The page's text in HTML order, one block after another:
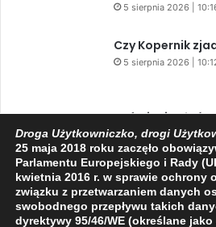
5 sierpnia 2026 |
Czy Kopernik
5 sierpnia 2026 |
Zaćmienie
niesamowite
w ciągu jednego
3 sierpnia 2026 |
Droga Użytkowniczko, drogi
25 maja 2018 roku zaczęło
Parlamentu Europejskiego i Rady
kwietnia 2016 r. w sprawie ochrony
związku z przetwarzaniem danych
swobodnego przepływu takich
dyrektywy 95/46/WE (określane jako